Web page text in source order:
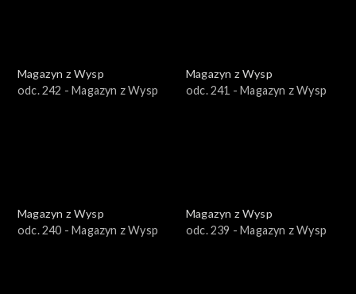
Magazyn z Wysp
odc. 242 - Magazyn z Wysp
Magazyn z Wysp
odc. 241 - Magazyn z Wysp
Magazyn z Wysp
odc. 240 - Magazyn z Wysp
Magazyn z Wysp
odc. 239 - Magazyn z Wysp